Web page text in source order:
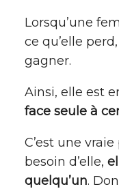
Lorsqu’une
ce qu’elle
gagner.
Ainsi, elle est
face seule à
C’est une
besoin d’elle,
quelqu’un.